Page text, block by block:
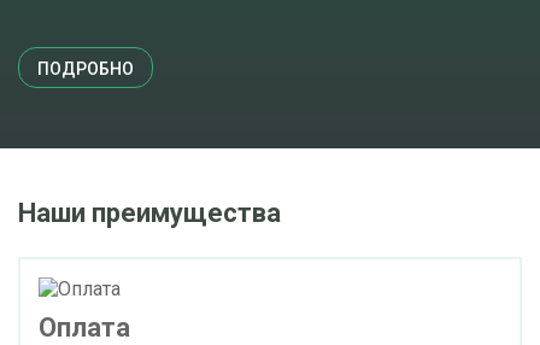
ПОДРОБНО
Наши преимущества
Оплата